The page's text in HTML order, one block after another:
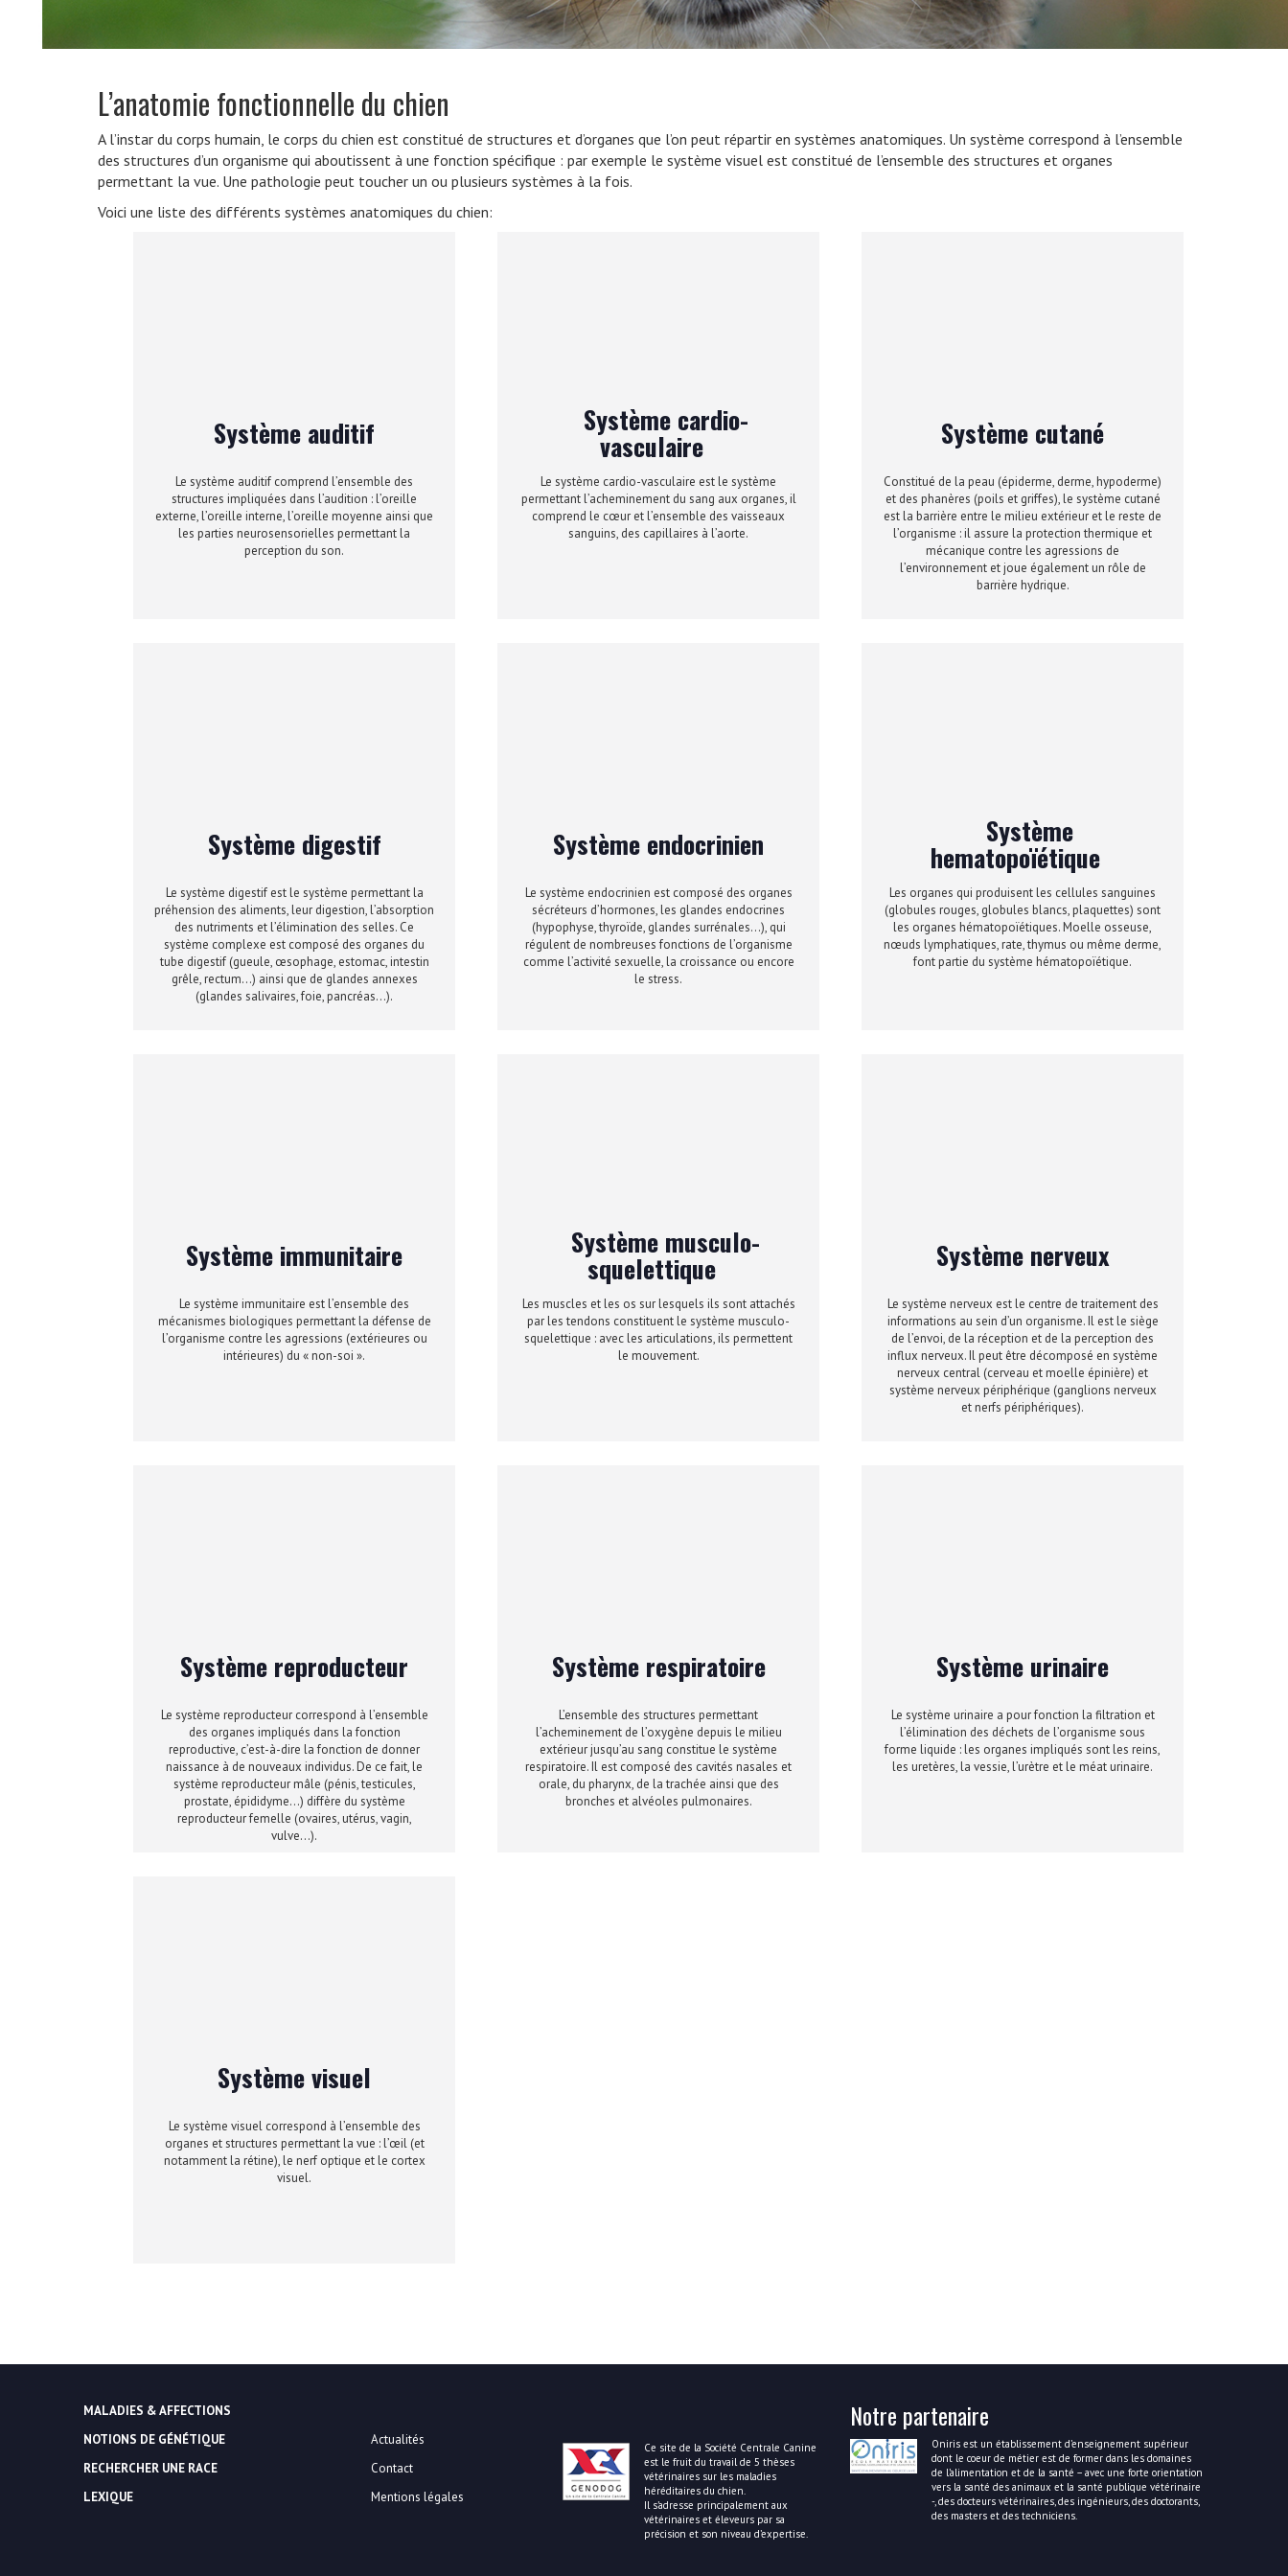
VERS LE SITE SCC.ASSO.FR
L’anatomie fonctionnelle du chien
A l’instar du corps humain, le corps du chien est constitué de structures et d’organes que l’on peut répartir en systèmes anatomiques. Un système correspond à l’ensemble
des structures d’un organisme qui aboutissent à une fonction spécifique : par exemple le système visuel est constitué de l’ensemble des structures et organes
permettant la vue. Une pathologie peut toucher un ou plusieurs systèmes à la fois.
Voici une liste des différents systèmes anatomiques du chien:
Système auditif
Le système auditif comprend l’ensemble des
structures impliquées dans l’audition : l’oreille
externe, l’oreille interne, l’oreille moyenne ainsi que
les parties neurosensorielles permettant la
perception du son.
Système cardio-
vasculaire
Le système cardio-vasculaire est le système
permettant l’acheminement du sang aux organes, il
comprend le cœur et l’ensemble des vaisseaux
sanguins, des capillaires à l’aorte.
Système cutané
Constitué de la peau (épiderme, derme, hypoderme)
et des phanères (poils et griffes), le système cutané
est la barrière entre le milieu extérieur et le reste de
l’organisme : il assure la protection thermique et
mécanique contre les agressions de
l’environnement et joue également un rôle de
barrière hydrique.
Système digestif
Le système digestif est le système permettant la
préhension des aliments, leur digestion, l’absorption
des nutriments et l’élimination des selles. Ce
système complexe est composé des organes du
tube digestif (gueule, œsophage, estomac, intestin
grêle, rectum…) ainsi que de glandes annexes
(glandes salivaires, foie, pancréas…).
Système endocrinien
Le système endocrinien est composé des organes
sécréteurs d’hormones, les glandes endocrines
(hypophyse, thyroïde, glandes surrénales…), qui
régulent de nombreuses fonctions de l’organisme
comme l’activité sexuelle, la croissance ou encore
le stress.
Système
hematopoïétique
Les organes qui produisent les cellules sanguines
(globules rouges, globules blancs, plaquettes) sont
les organes hématopoïétiques. Moelle osseuse,
nœuds lymphatiques, rate, thymus ou même derme,
font partie du système hématopoïétique.
Système immunitaire
Le système immunitaire est l’ensemble des
mécanismes biologiques permettant la défense de
l’organisme contre les agressions (extérieures ou
intérieures) du « non-soi ».
Système musculo-
squelettique
Les muscles et les os sur lesquels ils sont attachés
par les tendons constituent le système musculo-
squelettique : avec les articulations, ils permettent
le mouvement.
Système nerveux
Le système nerveux est le centre de traitement des
informations au sein d’un organisme. Il est le siège
de l’envoi, de la réception et de la perception des
influx nerveux. Il peut être décomposé en système
nerveux central (cerveau et moelle épinière) et
système nerveux périphérique (ganglions nerveux
et nerfs périphériques).
Système reproducteur
Le système reproducteur correspond à l’ensemble
des organes impliqués dans la fonction
reproductive, c’est-à-dire la fonction de donner
naissance à de nouveaux individus. De ce fait, le
système reproducteur mâle (pénis, testicules,
prostate, épididyme…) diffère du système
reproducteur femelle (ovaires, utérus, vagin,
vulve…).
Système respiratoire
L’ensemble des structures permettant
l’acheminement de l’oxygène depuis le milieu
extérieur jusqu’au sang constitue le système
respiratoire. Il est composé des cavités nasales et
orale, du pharynx, de la trachée ainsi que des
bronches et alvéoles pulmonaires.
Système urinaire
Le système urinaire a pour fonction la filtration et
l’élimination des déchets de l’organisme sous
forme liquide : les organes impliqués sont les reins,
les uretères, la vessie, l’urètre et le méat urinaire.
Système visuel
Le système visuel correspond à l’ensemble des
organes et structures permettant la vue : l’œil (et
notamment la rétine), le nerf optique et le cortex
visuel.
MALADIES & AFFECTIONS
NOTIONS DE GÉNÉTIQUE
RECHERCHER UNE RACE
LEXIQUE
Actualités
Contact
Mentions légales
Ce site de la Société Centrale Canine
est le fruit du travail de 5 thèses
vétérinaires sur les maladies
héréditaires du chien.
Il s’adresse principalement aux
vétérinaires et éleveurs par sa
précision et son niveau d’expertise.
Notre partenaire
Oniris est un établissement d’enseignement supérieur
dont le coeur de métier est de former dans les domaines
de l’alimentation et de la santé – avec une forte orientation
vers la santé des animaux et la santé publique vétérinaire
-, des docteurs vétérinaires, des ingénieurs, des doctorants,
des masters et des techniciens.